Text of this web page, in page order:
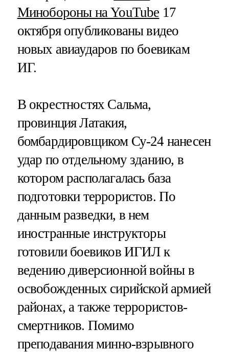
Минобороны на YouTube 17
октября опубликованы видео
новых авиаударов по боевикам
ИГ.
В окрестностях Сальма,
провинция Латакия,
бомбардировщиком Су-24 нанесен
удар по отдельному зданию, в
котором располагалась база
подготовки террористов. По
данным разведки, в нем
иностранные инструкторы
готовили боевиков ИГИЛ к
ведению диверсионной войны в
освобожденных сирийской армией
районах, а также террористов-
смертников. Помимо
преподавания минно-взрывного